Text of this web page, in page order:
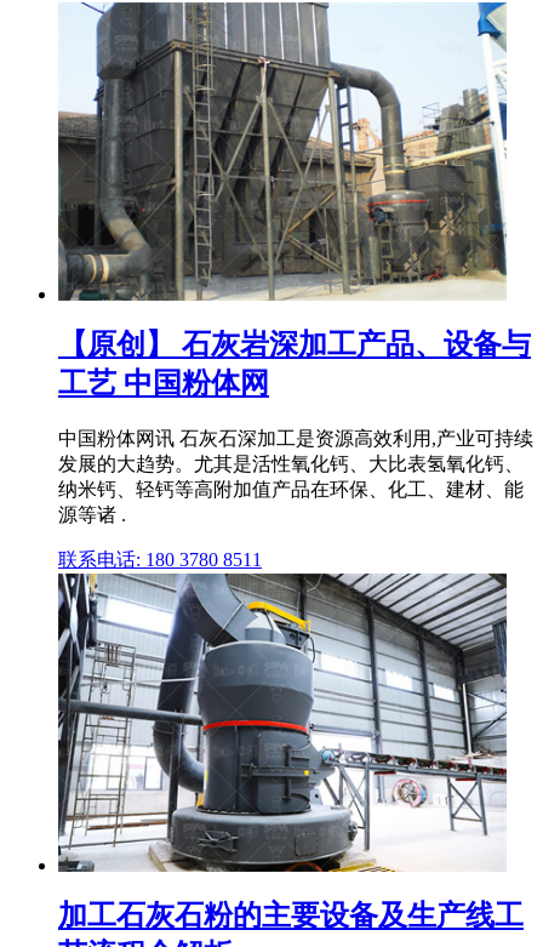
【原创】 石灰岩深加工产品、设备与
工艺 中国粉体网
中国粉体网讯 石灰石深加工是资源高效利用,产业可持续
发展的大趋势。尤其是活性氧化钙、大比表氢氧化钙、
纳米钙、轻钙等高附加值产品在环保、化工、建材、能
源等诸 .
联系电话: 180 3780 8511
加工石灰石粉的主要设备及生产线工